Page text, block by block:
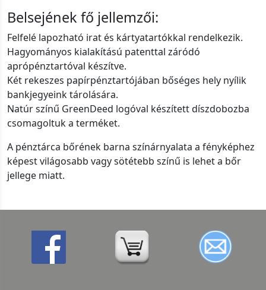
Belsejének fő jellemzői:
Felfelé lapozható irat és kártyatartókkal rendelkezik.
Hagyományos kialakítású patenttal záródó
aprópénztartóval készítve.
Két rekeszes papírpénztartójában bőséges hely nyílik
bankjegyeink tárolására.
Natúr színű GreenDeed logóval készített díszdobozba
csomagoltuk a terméket.
A pénztárca bőrének barna színárnyalata a fényképhez
képest világosabb vagy sötétebb színű is lehet a bőr
jellege miatt.